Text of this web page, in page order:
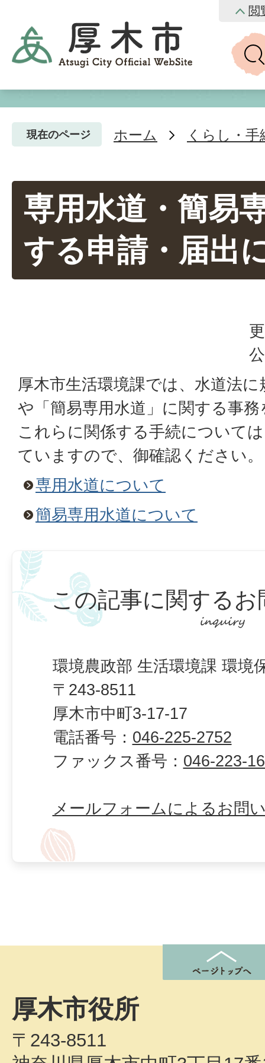
閲
現在のページ ホーム くらし・手
専用水道・簡易
する申請・届出
厚木市生活環境課では、水道法
や「簡易専用水道」に関する事
これらに関係する手続について
ていますので、御確認ください。
専用水道について
簡易専用水道について
この記事に関するお
環境農政部 生活環境課 環境
〒243-8511
厚木市中町3-17-17
電話番号： 046-225-2752
ファックス番号： 046-223-
メールフォームによるお問
厚木市役所
〒243-8511